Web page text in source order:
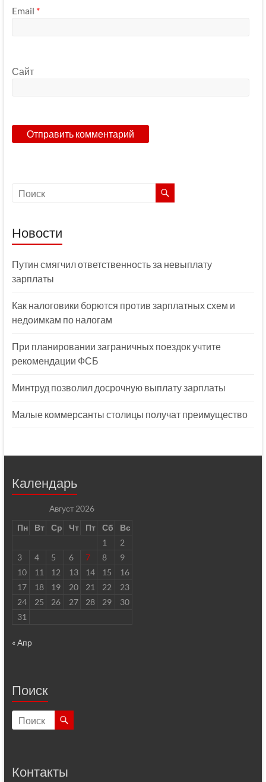
Email *
Сайт
Новости
Путин смягчил ответственность за невыплату
зарплаты
Как налоговики борются против зарплатных схем и
недоимкам по налогам
При планировании заграничных поездок учтите
рекомендации ФСБ
Минтруд позволил досрочную выплату зарплаты
Малые коммерсанты столицы получат преимущество
Календарь
Август 2026
Пн
Вт Ср Чт Пт Сб
Вс
1
2
3
4 5 6 7 8
9
10
11 12 13 14 15
16
17
18 19 20 21 22
23
24
25 26 27 28 29
30
31
« Апр
Поиск
Контакты